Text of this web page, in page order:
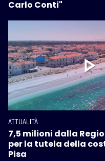
Carlo Conti"
ATTUALITÀ
7,5 milioni dalla
per la tutela della
Pisa